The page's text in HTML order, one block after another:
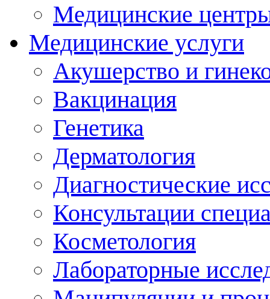
Медицинские
Медицинские услуги
Акушерство и
Вакцинация
Генетика
Дерматология
Диагностические
Консультации
Косметология
Лабораторные